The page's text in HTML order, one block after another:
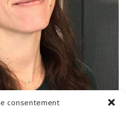
consentement